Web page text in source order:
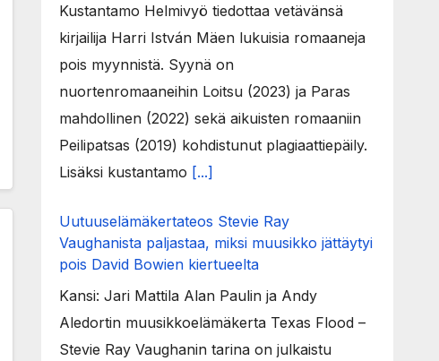
Kustantamo Helmivyö tiedottaa vetävänsä
kirjailija Harri István Mäen lukuisia romaaneja
pois myynnistä. Syynä on
nuortenromaaneihin Loitsu (2023) ja Paras
mahdollinen (2022) sekä aikuisten romaaniin
Peilipatsas (2019) kohdistunut plagiaattiepäily.
Lisäksi kustantamo [...]
Uutuuselämäkertateos Stevie Ray
Vaughanista paljastaa, miksi muusikko jättäytyi
pois David Bowien kiertueelta
Kansi: Jari Mattila Alan Paulin ja Andy
Aledortin muusikkoelämäkerta Texas Flood –
Stevie Ray Vaughanin tarina on julkaistu